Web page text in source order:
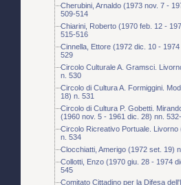
Cherubini, Arnaldo (1973 nov. 7 -
509-514
Chiarini, Roberto (1970 feb. 12 -
515-516
Cinnella, Ettore (1972 dic. 10 -
529
Circolo Culturale A. Gramsci.
n. 530
Circolo di Cultura A. Formiggini.
18) n. 531
Circolo di Cultura P. Gobetti.
(1960 nov. 5 - 1961 dic. 28) nn.
Circolo Ricreativo Portuale. Livorno
n. 534
Clocchiatti, Amerigo (1972 set. 19)
Collotti, Enzo (1970 giu. 28 - 1974
545
Comitato Cittadino per la Difesa